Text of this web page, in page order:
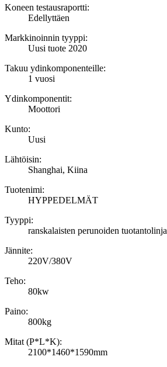
Koneen testausraportti:
Edellyttäen
Markkinoinnin tyyppi:
Uusi tuote 2020
Takuu ydinkomponenteille:
1 vuosi
Ydinkomponentit:
Moottori
Kunto:
Uusi
Lähtöisin:
Shanghai, Kiina
Tuotenimi:
HYPPEDELMÄT
Tyyppi:
ranskalaisten perunoiden tuotantolinja
Jännite:
220V/380V
Teho:
80kw
Paino:
800kg
Mitat (P*L*K):
2100*1460*1590mm